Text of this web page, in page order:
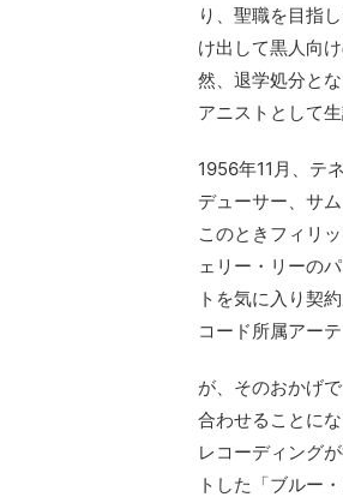
り、聖職を目指
け出して黒人向
然、退学処分と
アニストとして
1956年11月、テ
デューサー、サ
このときフィリ
ェリー・リーの
トを気に入り契
コード所属アー
が、そのおかげ
合わせることに
レコーディング
トした「ブルー